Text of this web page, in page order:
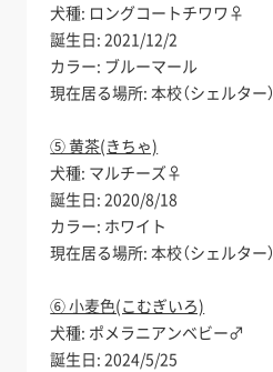
犬種: ロングコートチワワ♀
誕生日: 2021/12/2
カラー: ブルーマール
現在居る場所: 本校（シェルター）
⑤ 黄茶(きちゃ)
犬種: マルチーズ♀
誕生日: 2020/8/18
カラー: ホワイト
現在居る場所: 本校（シェルター）
⑥ 小麦色(こむぎいろ)
犬種: ポメラニアンベビー♂
誕生日: 2024/5/25